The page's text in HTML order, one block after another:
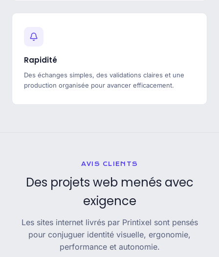
Rapidité
Des échanges simples, des validations claires et une
production organisée pour avancer efficacement.
AVIS CLIENTS
Des projets web menés avec
exigence
Les sites internet livrés par Printixel sont pensés
pour conjuguer identité visuelle, ergonomie,
performance et autonomie.